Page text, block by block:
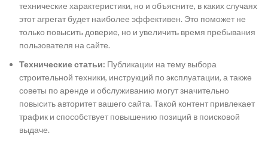
технические характеристики, но и объясните, в каких случаях
этот агрегат будет наиболее эффективен. Это поможет не
только повысить доверие, но и увеличить время пребывания
пользователя на сайте.
Технические статьи: Публикации на тему выбора
строительной техники, инструкций по эксплуатации, а также
советы по аренде и обслуживанию могут значительно
повысить авторитет вашего сайта. Такой контент привлекает
трафик и способствует повышению позиций в поисковой
выдаче.